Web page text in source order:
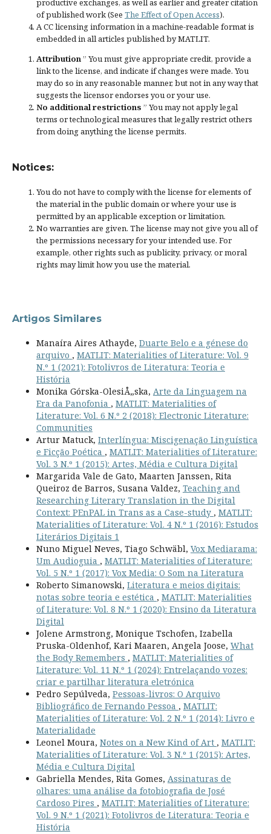
productive exchanges, as well as earlier and greater citation
of published work (See The Effect of Open Access).
A CC licensing information in a machine-readable format is
embedded in all articles published by MATLIT.
Attribution” You must give appropriate credit, provide a
link to the license, andindicate if changes were made. You
may do so in any reasonable manner, but not in any way that
suggests the licensor endorses you or your use.
No additional restrictions ” You may not apply legal
terms ortechnological measuresthat legally restrict others
from doing anything the license permits.
Notices:
You do not have to comply with the license for elements of
the material in the public domain or where your use is
permitted by an applicable exception or limitation.
No warranties are given. The license may not give you all of
the permissions necessary for your intended use. For
example, other rights such as publicity, privacy, or moral
rights may limit how you use the material.
Artigos Similares
Manaíra Aires Athayde, Duarte Belo e a génese do
arquivo , MATLIT: Materialities of Literature: Vol. 9
N.º 1 (2021): Fotolivros de Literatura: Teoria e
História
Monika Górska-OlesiÅ„ska, Arte da Linguagem na
Era da Panofonia , MATLIT: Materialities of
Literature: Vol. 6 N.º 2 (2018): Electronic Literature:
Communities
Artur Matuck, Interlíngua: Miscigenação Linguística
e Ficção Poética , MATLIT: Materialities of Literature:
Vol. 3 N.º 1 (2015): Artes, Média e Cultura Digital
Margarida Vale de Gato, Maarten Janssen, Rita
Queiroz de Barros, Susana Valdez, Teaching and
Researching Literary Translation in the Digital
Context: PEnPAL in Trans as a Case-study , MATLIT:
Materialities of Literature: Vol. 4 N.º 1 (2016): Estudos
Literários Digitais 1
Nuno Miguel Neves, Tiago Schwäbl, Vox Mediarama:
Um Audioguia , MATLIT: Materialities of Literature:
Vol. 5 N.º 1 (2017): Vox Media: O Som na Literatura
Roberto Simanowski, Literatura e meios digitais:
notas sobre teoria e estética , MATLIT: Materialities
of Literature: Vol. 8 N.º 1 (2020): Ensino da Literatura
Digital
Jolene Armstrong, Monique Tschofen, Izabella
Pruska-Oldenhof, Kari Maaren, Angela Joose, What
the Body Remembers , MATLIT: Materialities of
Literature: Vol. 11 N.º 1 (2024): Entrelaçando vozes:
criar e partilhar literatura eletrónica
Pedro Sepúlveda, Pessoas-livros: O Arquivo
Bibliográfico de Fernando Pessoa , MATLIT:
Materialities of Literature: Vol. 2 N.º 1 (2014): Livro e
Materialidade
Leonel Moura, Notes on a New Kind of Art , MATLIT:
Materialities of Literature: Vol. 3 N.º 1 (2015): Artes,
Média e Cultura Digital
Gabriella Mendes, Rita Gomes, Assinaturas de
olhares: uma análise da fotobiografia de José
Cardoso Pires , MATLIT: Materialities of Literature:
Vol. 9 N.º 1 (2021): Fotolivros de Literatura: Teoria e
História